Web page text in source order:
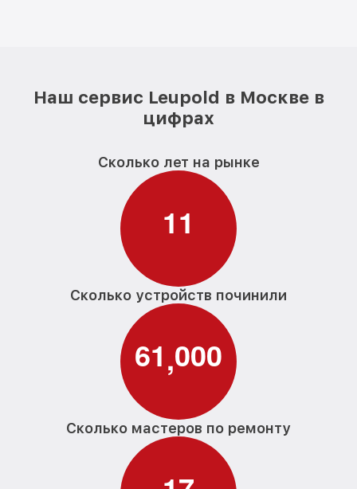
Наш сервис Leupold в Москве в
цифрах
Сколько лет на рынке
11
Сколько устройств починили
61,000
Сколько мастеров по ремонту